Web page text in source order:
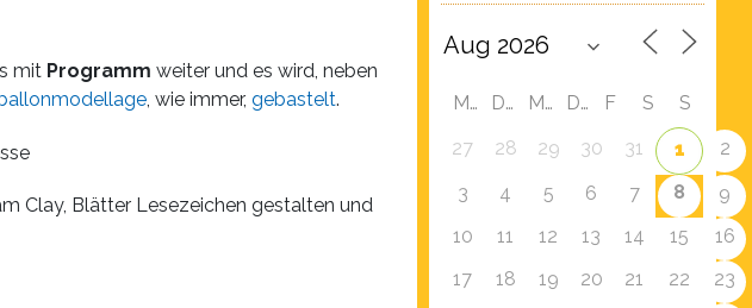
mit Programm weiter und es wird, neben
, wie immer, gebastelt.
Clay, Blätter Lesezeichen gestalten und
M D M D F S
S
27
28 29 30 31 1
2
3
4 5 6 7 8
9
10
11 12 13 14 15
16
17
18 19 20 21 22
23